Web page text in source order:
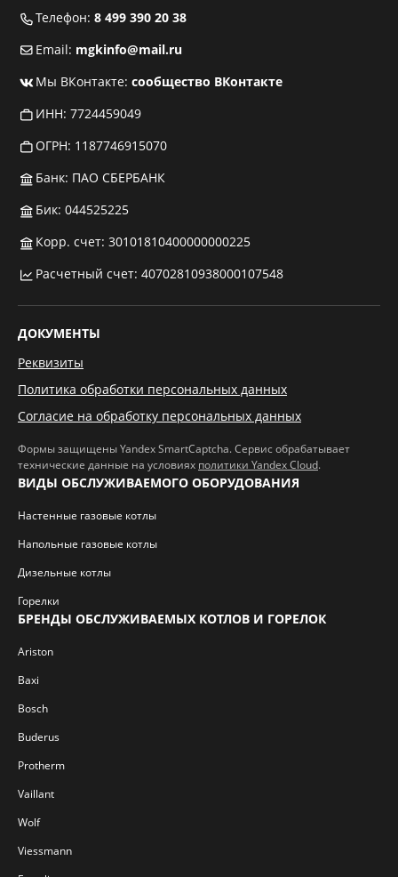
Телефон: 8 499 390 20 38
Email: mgkinfo@mail.ru
Мы ВКонтакте: сообщество ВКонтакте
ИНН: 7724459049
ОГРН: 1187746915070
Банк: ПАО СБЕРБАНК
Бик: 044525225
Корр. счет: 30101810400000000225
Расчетный счет: 40702810938000107548
ДОКУМЕНТЫ
Реквизиты
Политика обработки персональных данных
Согласие на обработку персональных данных
Формы защищены Yandex SmartCaptcha. Сервис обрабатывает
технические данные на условиях политики Yandex Cloud.
ВИДЫ ОБСЛУЖИВАЕМОГО ОБОРУДОВАНИЯ
Настенные газовые котлы
Напольные газовые котлы
Дизельные котлы
Горелки
БРЕНДЫ ОБСЛУЖИВАЕМЫХ КОТЛОВ И ГОРЕЛОК
Ariston
Baxi
Bosch
Buderus
Protherm
Vaillant
Wolf
Viessmann